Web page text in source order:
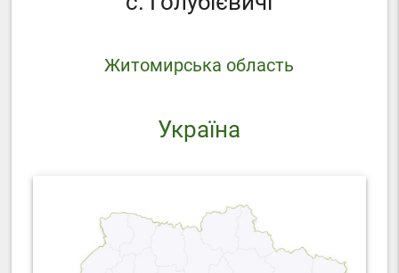
Житомирська область
Україна